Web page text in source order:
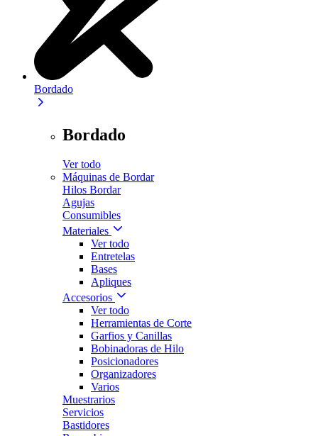
Bordado
Bordado
Ver todo
Máquinas de Bordar
Hilos Bordar
Agujas
Consumibles
Materiales
Ver todo
Entretelas
Bases
Apliques
Accesorios
Ver todo
Herramientas de Corte
Garfios y Canillas
Bobinadoras de Hilo
Posicionadores
Organizadores
Varios
Muestrarios
Servicios
Bastidores